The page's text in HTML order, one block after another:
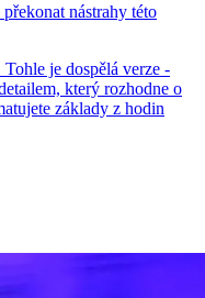
nástrahy této
je dospělá verze -
který rozhodne o
základy z hodin